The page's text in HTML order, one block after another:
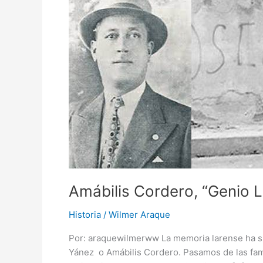
Amábilis Cordero, “Genio
Historia / Wilmer Araque
Por: araquewilmerww La memoria larense
Yánez o Amábilis Cordero. Pasamos de las